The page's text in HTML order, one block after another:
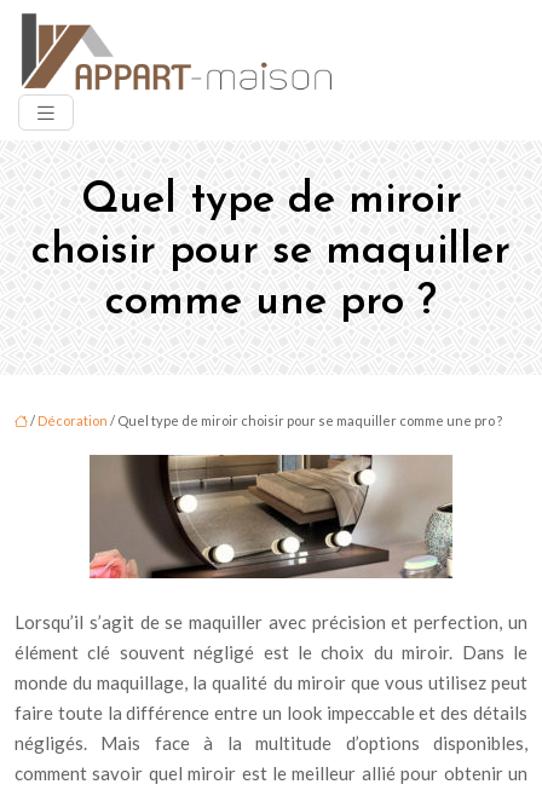
Quel type de miroir
choisir pour se maquiller
comme une pro ?
/ Décoration / Quel type de miroir choisir pour se maquiller comme une pro ?
Lorsqu’il s’agit de se maquiller avec précision et perfection, un
élément clé souvent négligé est le choix du miroir. Dans le
monde du maquillage, la qualité du miroir que vous utilisez peut
faire toute la différence entre un look impeccable et des détails
négligés. Mais face à la multitude d’options disponibles,
comment savoir quel miroir est le meilleur allié pour obtenir un